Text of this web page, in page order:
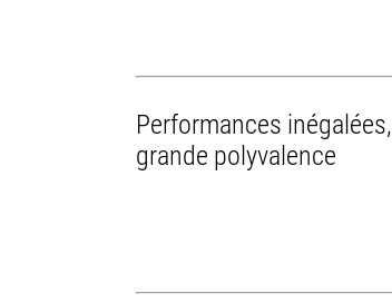
Performances inégalées,
grande polyvalence